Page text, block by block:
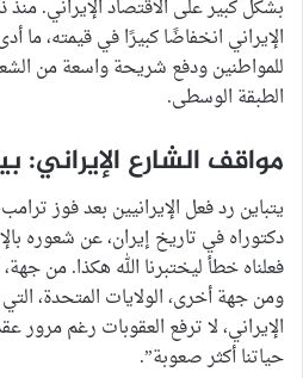
بشكل كبير على الاقتصاد الإيراني.
الإيراني انخفاضًا كبيرًا في قيمته، ما
للمواطنين ودفع شريحة واسعة من
الطبقة الوسطى.
مواقف الشارع الإيراني:
يتباين رد فعل الإيرانيين بعد فوز
دكتوراه في تاريخ إيران، عن شعوره
فعلناه خطأ ليختبرنا الله هكذا. من جهة،
ومن جهة أخرى، الولايات المتحدة،
الإيراني، لا ترفع العقوبات رغم
حياتنا أكثر صعوبة”.